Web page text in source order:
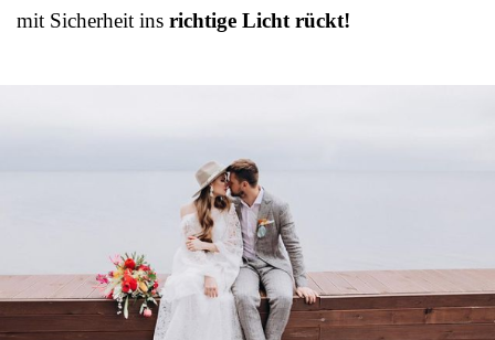
mit Sicherheit ins richtige Licht rückt!